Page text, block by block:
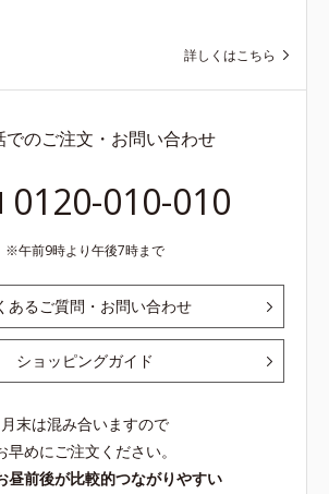
詳しくはこちら
でのご注文・お問い合わせ
0120-010-010
午前9時より午後7時まで
あるご質問・お問い合わせ
ショッピングガイド
月末は混み合いますので
早めにご注文ください。
昼前後が比較的つながりやすい